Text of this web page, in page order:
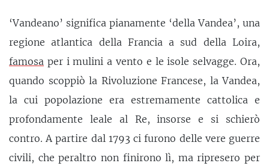
‘Vandeano’ significa pianamente ‘della Vandea’, una
regione atlantica della Francia a sud della Loira,
famosa per i mulini a vento e le isole selvagge. Ora,
quando scoppiò la Rivoluzione Francese, la Vandea,
la cui popolazione era estremamente cattolica e
profondamente leale al Re, insorse e si schierò
contro. A partire dal 1793 ci furono delle vere guerre
civili, che peraltro non finirono lì, ma ripresero per